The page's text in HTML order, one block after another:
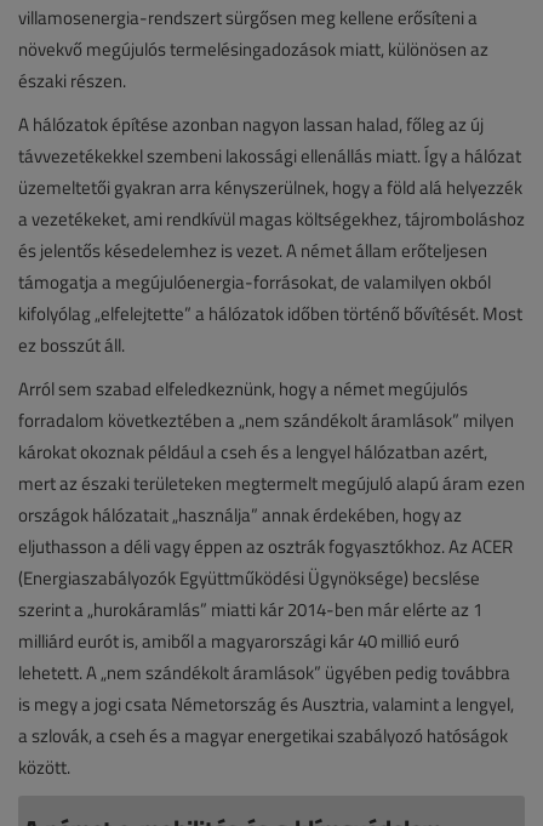
villamosenergia-rendszert sürgősen meg kellene erősíteni a
növekvő megújulós termelésingadozások miatt, különösen az
északi részen.
A hálózatok építése azonban nagyon lassan halad, főleg az új
távvezetékekkel szembeni lakossági ellenállás miatt. Így a hálózat
üzemeltetői gyakran arra kényszerülnek, hogy a föld alá helyezzék
a vezetékeket, ami rendkívül magas költségekhez, tájromboláshoz
és jelentős késedelemhez is vezet. A német állam erőteljesen
támogatja a megújulóenergia-forrásokat, de valamilyen okból
kifolyólag „elfelejtette” a hálózatok időben történő bővítését. Most
ez bosszút áll.
Arról sem szabad elfeledkeznünk, hogy a német megújulós
forradalom következtében a „nem szándékolt áramlások” milyen
károkat okoznak például a cseh és a lengyel hálózatban azért,
mert az északi területeken megtermelt megújuló alapú áram ezen
országok hálózatait „használja” annak érdekében, hogy az
eljuthasson a déli vagy éppen az osztrák fogyasztókhoz. Az ACER
(Energiaszabályozók Együttműködési Ügynöksége) becslése
szerint a „hurokáramlás” miatti kár 2014-ben már elérte az 1
milliárd eurót is, amiből a magyarországi kár 40 millió euró
lehetett. A „nem szándékolt áramlások” ügyében pedig továbbra
is megy a jogi csata Németország és Ausztria, valamint a lengyel,
a szlovák, a cseh és a magyar energetikai szabályozó hatóságok
között.